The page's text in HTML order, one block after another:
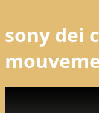
sony dei